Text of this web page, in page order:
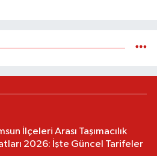
İlçeleri Arası Taşımacılık
2026: İşte Güncel Tarifeler